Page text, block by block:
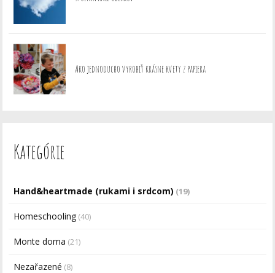
Ako jednoducho vyrobiť krásne kvety z papiera
Kategórie
Hand&heartmade (rukami i srdcom) (19)
Homeschooling (40)
Monte doma (21)
Nezařazené (8)